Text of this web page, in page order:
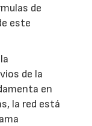
de
este
de la
en
la red está